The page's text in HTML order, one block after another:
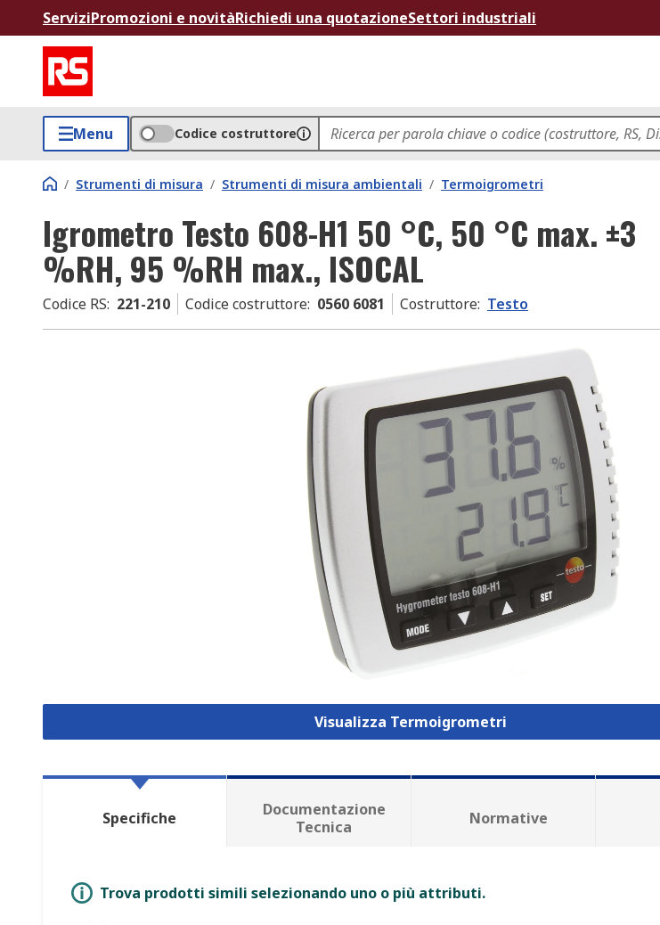
ServiziPromozioni e novitàRichiedi una quotazioneSettori industriali
Menu Codice costruttore
/ Strumenti di misura / Strumenti di misura ambientali / Termoigrometri
Igrometro Testo 608-H1 50 °C, 50 °C max. ±3
%RH, 95 %RH max., ISOCAL
Codice RS: 221-210 Codice costruttore: 0560 6081 Costruttore: Testo
Visualizza Termoigrometri
Specifiche
Documentazione
Tecnica
Normative
Trova prodotti simili selezionando uno o più attributi.